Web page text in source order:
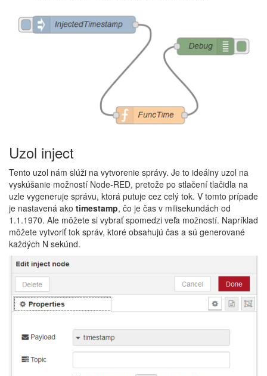
Uzol inject
Tento uzol nám slúži na vytvorenie správy. Je to ideálny uzol na
vyskúšanie možností Node-RED, pretože po stlačení tlačidla na
uzle vygeneruje správu, ktorá putuje cez celý tok. V tomto prípade
je nastavená ako timestamp, čo je čas v milisekundách od
1.1.1970. Ale môžete si vybrať spomedzi veľa možností. Napríklad
môžete vytvoriť tok správ, ktoré obsahujú čas a sú generované
každých N sekúnd.